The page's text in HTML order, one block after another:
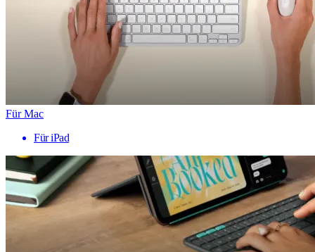
Für Mac
Für iPad